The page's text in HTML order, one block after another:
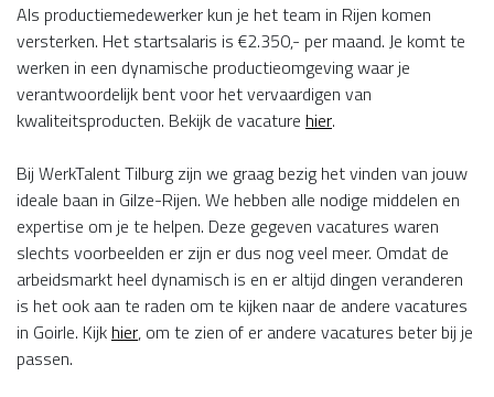
Als productiemedewerker kun je het team in Rijen komen
versterken. Het startsalaris is €2.350,- per maand. Je komt te
werken in een dynamische productieomgeving waar je
verantwoordelijk bent voor het vervaardigen van
kwaliteitsproducten. Bekijk de vacature hier.
Bij WerkTalent Tilburg zijn we graag bezig het vinden van jouw
ideale baan in Gilze-Rijen. We hebben alle nodige middelen en
expertise om je te helpen. Deze gegeven vacatures waren
slechts voorbeelden er zijn er dus nog veel meer. Omdat de
arbeidsmarkt heel dynamisch is en er altijd dingen veranderen
is het ook aan te raden om te kijken naar de andere vacatures
in Goirle. Kijk hier, om te zien of er andere vacatures beter bij je
passen.